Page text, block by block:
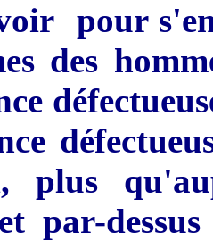
pour
des
plus
par-